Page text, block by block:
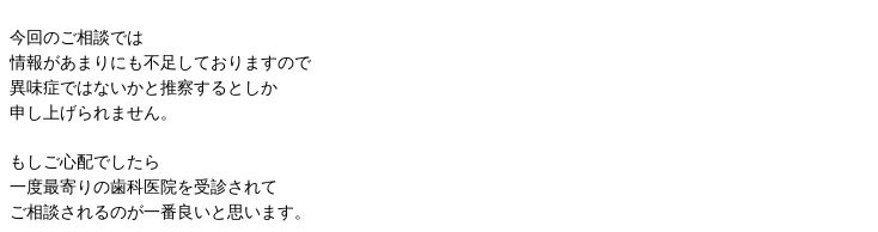
今回のご相談では
情報があまりにも不足しておりますので
異味症ではないかと推察するとしか
申し上げられません。
もしご心配でしたら
一度最寄りの歯科医院を受診されて
ご相談されるのが一番良いと思います。